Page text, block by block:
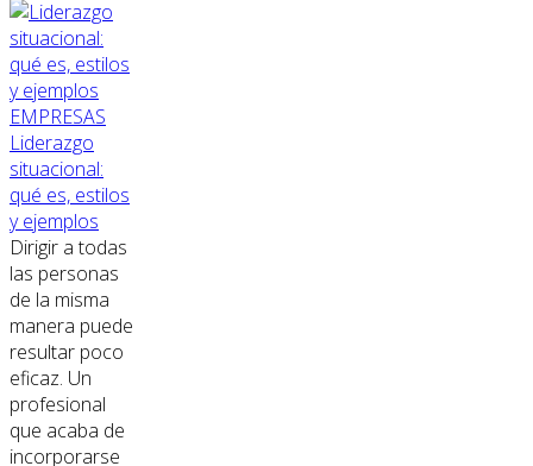
EMPRESAS
Liderazgo
situacional:
qué es, estilos
y ejemplos
Dirigir a todas
las personas
de la misma
manera puede
resultar poco
eficaz. Un
profesional
que acaba de
incorporarse